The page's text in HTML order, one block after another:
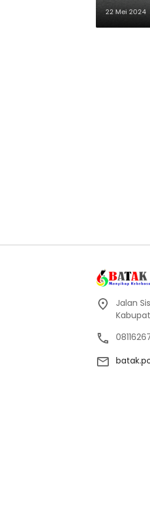
22 Mei 2024
Jalan